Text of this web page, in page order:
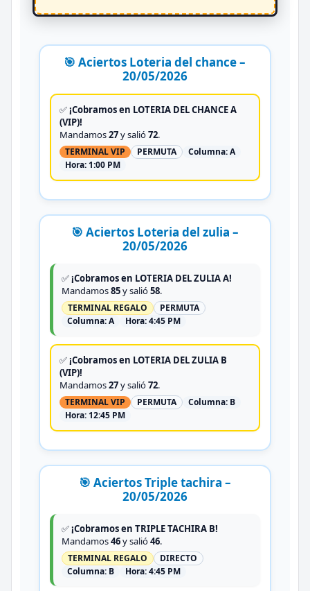
🎯 Aciertos Loteria del chance –
20/05/2026
✅¡Cobramos en LOTERIA DEL CHANCE A
(VIP)!
Mandamos27y salió72.
TERMINAL VIP PERMUTA Columna:A
Hora: 1:00 PM
🎯 Aciertos Loteria del zulia –
20/05/2026
✅¡Cobramos en LOTERIA DEL ZULIA A!
Mandamos85y salió58.
TERMINAL REGALO
PERMUTA
Columna:A Hora:4:45 PM
✅¡Cobramos en LOTERIA DEL ZULIA B
(VIP)!
Mandamos27y salió72.
TERMINAL VIP PERMUTA Columna: B
Hora: 12:45 PM
🎯 Aciertos Triple tachira –
20/05/2026
✅¡Cobramos en TRIPLE TACHIRA B!
Mandamos46y salió46.
TERMINAL REGALO
DIRECTO
Columna: B Hora:4:45 PM